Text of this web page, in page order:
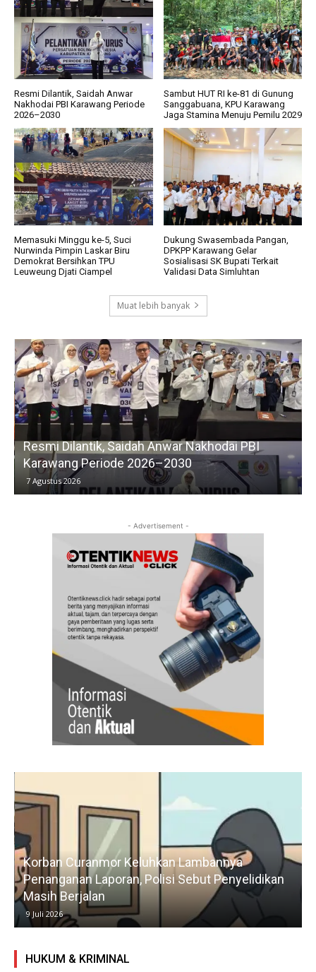
Resmi Dilantik, Saidah Anwar
Nakhodai PBI Karawang Periode
2026–2030
Sambut HUT RI ke-81 di Gunung
Sanggabuana, KPU Karawang
Jaga Stamina Menuju Pemilu 2029
Memasuki Minggu ke-5, Suci
Nurwinda Pimpin Laskar Biru
Demokrat Bersihkan TPU
Leuweung Djati Ciampel
Dukung Swasembada Pangan,
DPKPP Karawang Gelar
Sosialisasi SK Bupati Terkait
Validasi Data Simluhtan
Muat lebih banyak
Resmi Dilantik, Saidah Anwar Nakhodai PBI
Karawang Periode 2026–2030
7 Agustus 2026
- Advertisement -
Korban Curanmor Keluhkan Lambannya
Penanganan Laporan, Polisi Sebut Penyelidikan
Masih Berjalan
9 Juli 2026
HUKUM & KRIMINAL